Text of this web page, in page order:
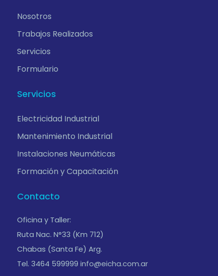
Nosotros
Trabajos Realizados
Servicios
Formulario
Servicios
Electricidad Industrial
Mantenimiento Industrial
Instalaciones Neumáticas
Formación y Capacitación
Contacto
Oficina y Taller:
Ruta Nac. N°33 (Km 712)
Chabas (Santa Fe) Arg.
Tel. 3464 599999 info@eicha.com.ar